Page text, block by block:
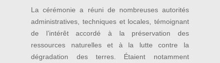
La cérémonie a réuni de nombreuses autorités
administratives, techniques et locales, témoignant
de l’intérêt accordé à la préservation des
ressources naturelles et à la lutte contre la
dégradation des terres. Étaient notamment